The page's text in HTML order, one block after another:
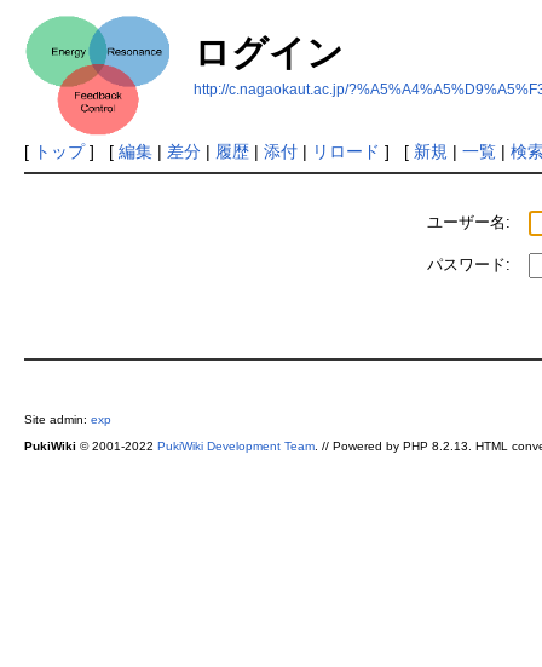
ログイン
http://c.nagaokaut.ac.jp/
[ トップ] [ 編集| 差分| 履歴| 添付| リロード ] [ 新規 | 一覧| 検
ユーザー名:
パスワード:
Site admin: exp
PukiWiki © 2001-2022 PukiWiki Development Team. // Powered by PHP 8.2.13. HTML